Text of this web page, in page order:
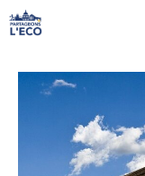
Aller
au